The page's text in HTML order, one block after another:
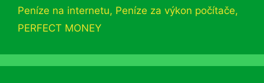
Peníze na internetu, Peníze za výkon počítače,
PERFECT MONEY